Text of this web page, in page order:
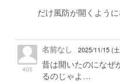
だけ風防が開くよう
405
名前なし 2025/11/15 (
昔は開いたのになぜ
るのじゃよ…